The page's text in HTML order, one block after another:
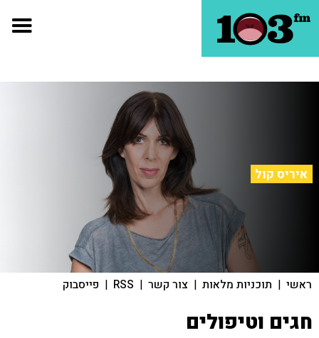
איריס קול
ראשי | תוכניות מלאות | צור קשר |
RSS
| פייסבוק
חגים וטיפולים